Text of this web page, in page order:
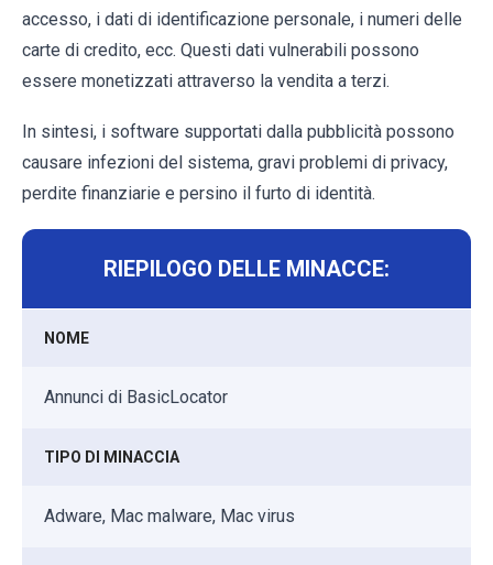
accesso, i dati di identificazione personale, i numeri delle
carte di credito, ecc. Questi dati vulnerabili possono
essere monetizzati attraverso la vendita a terzi.
In sintesi, i software supportati dalla pubblicità possono
causare infezioni del sistema, gravi problemi di privacy,
perdite finanziarie e persino il furto di identità.
RIEPILOGO DELLE MINACCE:
NOME
Annunci di BasicLocator
TIPO DI MINACCIA
Adware, Mac malware, Mac virus